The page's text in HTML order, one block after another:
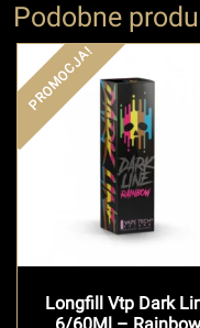
Podobne
PROMOCJA!
Longfill Vtp Dark